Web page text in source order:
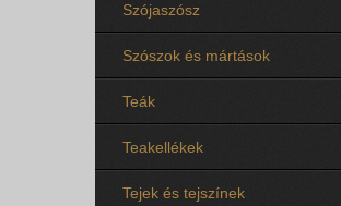
Szójaszósz
Szószok és mártások
Teák
Teakellékek
Tejek és tejszínek